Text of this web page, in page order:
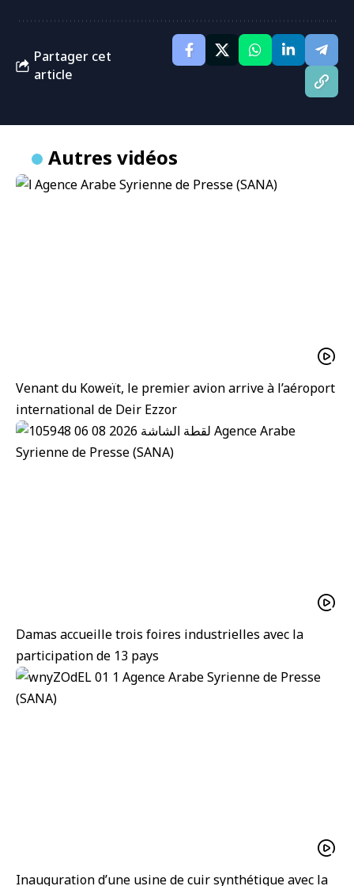
Partager cet
article
Autres vidéos
Venant du Koweït, le premier avion arrive à l’aéroport
international de Deir Ezzor
Damas accueille trois foires industrielles avec la
participation de 13 pays
Inauguration d’une usine de cuir synthétique avec la